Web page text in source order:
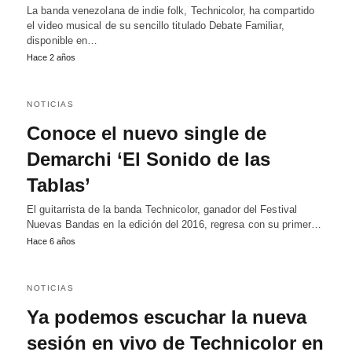
La banda venezolana de indie folk, Technicolor, ha compartido
el video musical de su sencillo titulado Debate Familiar,
disponible en…
Hace 2 años
NOTICIAS
Conoce el nuevo single de
Demarchi ‘El Sonido de las
Tablas’
El guitarrista de la banda Technicolor, ganador del Festival
Nuevas Bandas en la edición del 2016, regresa con su primer…
Hace 6 años
NOTICIAS
Ya podemos escuchar la nueva
sesión en vivo de Technicolor en